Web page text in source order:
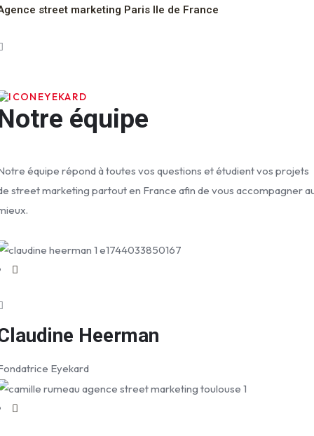
street marketing Paris Ile de France
EYEKARD
équipe
équipe répond à toutes vos questions et étudient vos projets
street marketing partout en France afin de vous accompagner
Heerman
Eyekard